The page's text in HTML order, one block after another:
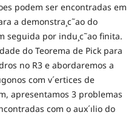
podem ser encontradas em
a demonstra¸c˜ao do
seguida por indu¸c˜ao finita.
do Teorema de Pick para
no R3 e abordaremos a
com v´ertices de
apresentamos 3 problemas
com o aux´ılio do